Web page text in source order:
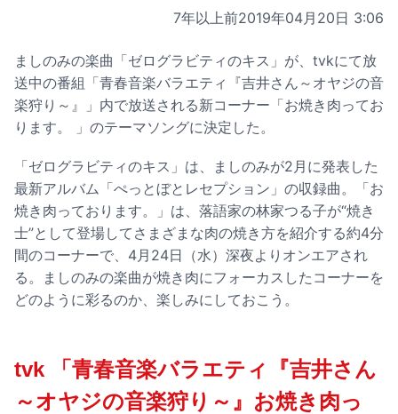
7年以上前2019年04月20日 3:06
ましのみの楽曲「ゼログラビティのキス」が、tvkにて放
送中の番組「青春音楽バラエティ『吉井さん～オヤジの音
楽狩り～』」内で放送される新コーナー「お焼き肉ってお
ります。 」のテーマソングに決定した。
「ゼログラビティのキス」は、ましのみが2月に発表した
最新アルバム「ぺっとぼとレセプション」の収録曲。「お
焼き肉っております。」は、落語家の林家つる子が“焼き
士”として登場してさまざまな肉の焼き方を紹介する約4分
間のコーナーで、4月24日（水）深夜よりオンエアされ
る。ましのみの楽曲が焼き肉にフォーカスしたコーナーを
どのように彩るのか、楽しみにしておこう。
tvk 「青春音楽バラエティ『吉井さん
～オヤジの音楽狩り～』お焼き肉っ